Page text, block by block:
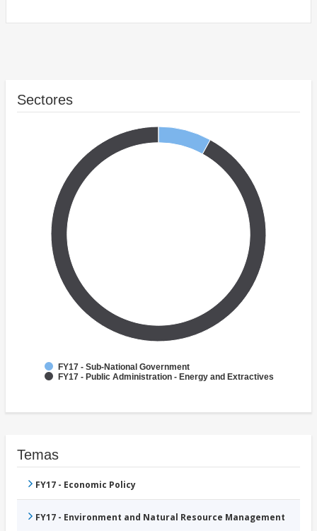
Sectores
FY17 - Sub-National Government
FY17 - Public Administration - Energy and Extractives
Temas
FY17 - Economic Policy
FY17 - Environment and Natural Resource Management